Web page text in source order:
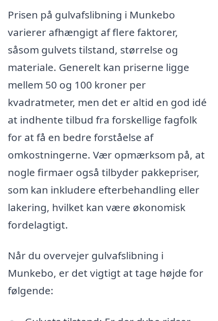
Prisen på gulvafslibning i Munkebo
varierer afhængigt af flere faktorer,
såsom gulvets tilstand, størrelse og
materiale. Generelt kan priserne ligge
mellem 50 og 100 kroner per
kvadratmeter, men det er altid en god idé
at indhente tilbud fra forskellige fagfolk
for at få en bedre forståelse af
omkostningerne. Vær opmærksom på, at
nogle firmaer også tilbyder pakkepriser,
som kan inkludere efterbehandling eller
lakering, hvilket kan være økonomisk
fordelagtigt.
Når du overvejer gulvafslibning i
Munkebo, er det vigtigt at tage højde for
følgende: